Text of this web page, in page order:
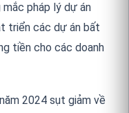
pháp lý dự án
triển các dự án bất
tiền cho các doanh
2024 sụt giảm về